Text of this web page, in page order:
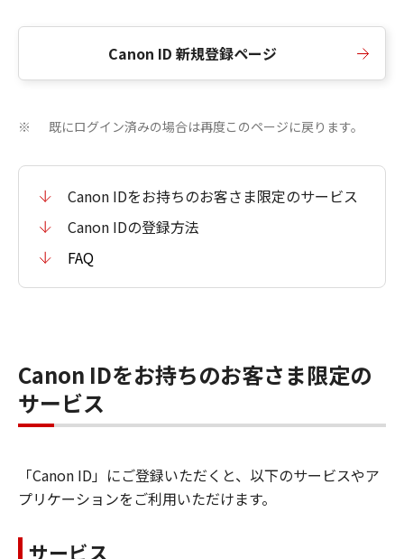
Canon ID 新規登録ページ
※ 既にログイン済みの場合は再度このページに戻ります。
Canon IDをお持ちのお客さま限定のサービス
Canon IDの登録方法
FAQ
Canon IDをお持ちのお客さま限定の
サービス
「Canon ID」にご登録いただくと、以下のサービスやア
プリケーションをご利用いただけます。
サービス